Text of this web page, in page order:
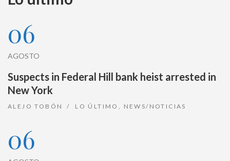
06
AGOSTO
Suspects in Federal Hill bank heist arrested in
New York
ALEJO TOBÓN LO ÚLTIMO , NEWS/NOTICIAS
06